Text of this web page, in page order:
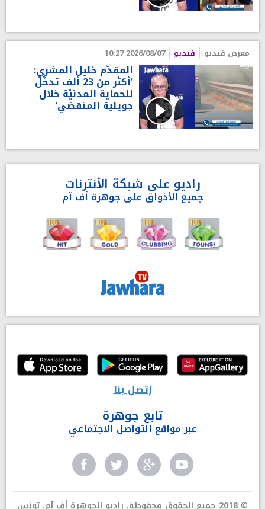
معرض فيديو فيديو 2026/08/07 10:27
المقدّم خليل المشري:
'أكثر من 23 ألف تدخّل
للحماية المدنيّة خلال
جويلية المنقضي'
راديو على شبكة الأنترنات
جميع الأذواق على جوهرة أف آم
إتصل بنا
تابع جوهرة
عبر مواقع التواصل الاجتماعي
© 2018 جميع الحقوق محفوظة. راديو الجوهرة أف آم، تونس